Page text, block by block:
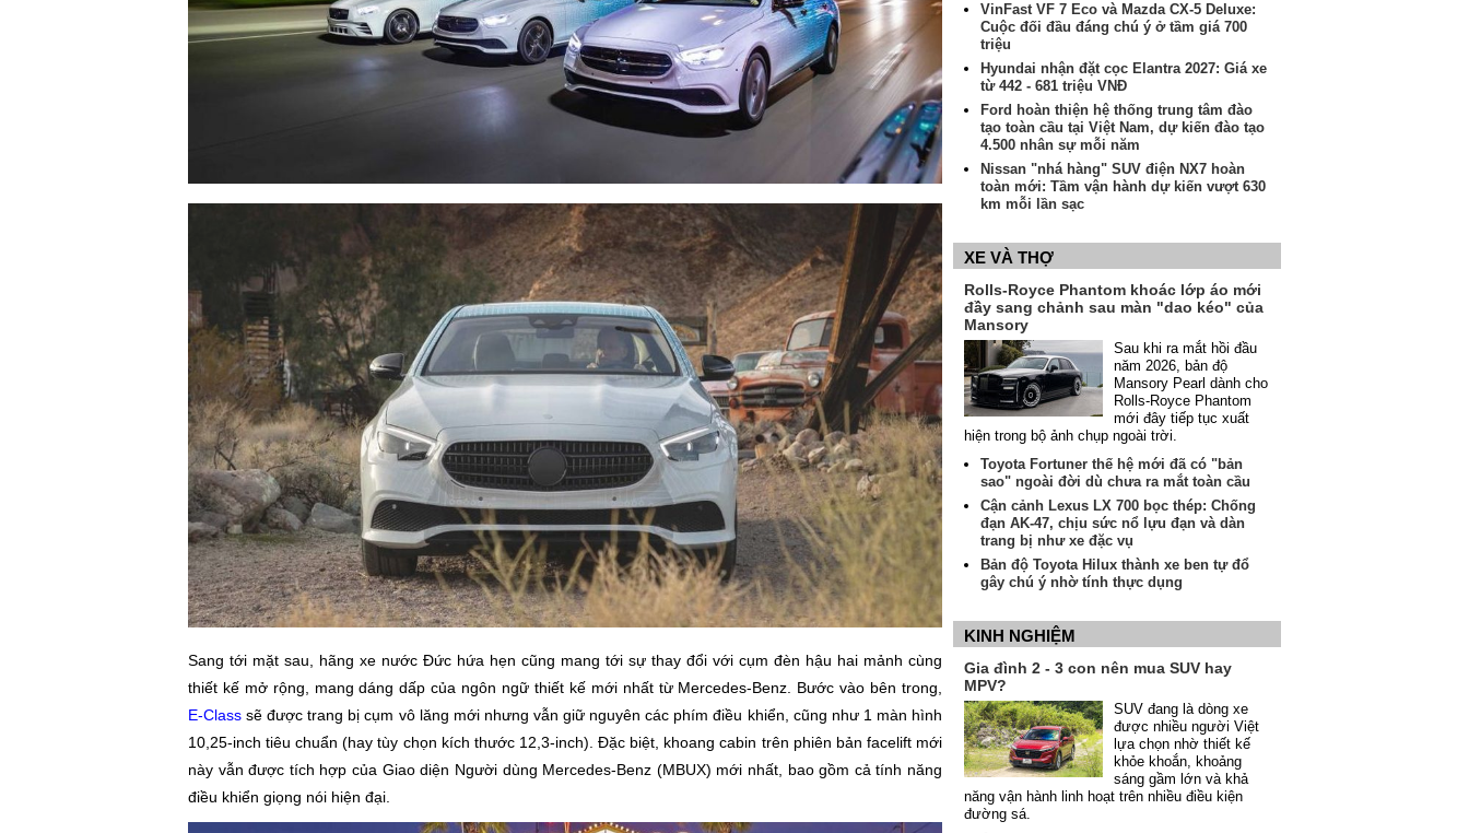
Sang tới mặt sau, hãng xe nước Đức hứa hẹn cũng mang tới sự thay đổi với cụm đèn hậu hai mảnh cùng
thiết kế mở rộng, mang dáng dấp của ngôn ngữ thiết kế mới nhất từ Mercedes-Benz. Bước vào bên trong,
E-Class sẽ được trang bị cụm vô lăng mới nhưng vẫn giữ nguyên các phím điều khiển, cũng như 1 màn hình
10,25-inch tiêu chuẩn (hay tùy chọn kích thước 12,3-inch). Đặc biệt, khoang cabin trên phiên bản facelift mới
này vẫn được tích hợp của Giao diện Người dùng Mercedes-Benz (MBUX) mới nhất, bao gồm cả tính năng
điều khiển giọng nói hiện đại.
VinFast VF 7 Eco và Mazda CX-5 Deluxe:
Cuộc đối đầu đáng chú ý ở tầm giá 700
triệu
Hyundai nhận đặt cọc Elantra 2027: Giá xe
từ 442 - 681 triệu VNĐ
Ford hoàn thiện hệ thống trung tâm đào
tạo toàn cầu tại Việt Nam, dự kiến đào tạo
4.500 nhân sự mỗi năm
Nissan "nhá hàng" SUV điện NX7 hoàn
toàn mới: Tầm vận hành dự kiến vượt 630
km mỗi lần sạc
XE VÀ THỢ
Rolls-Royce Phantom khoác lớp áo mới
đầy sang chảnh sau màn "dao kéo" của
Mansory
Sau khi ra mắt hồi đầu
năm 2026, bản độ
Mansory Pearl dành cho
Rolls-Royce Phantom
mới đây tiếp tục xuất
hiện trong bộ ảnh chụp ngoài trời.
Toyota Fortuner thế hệ mới đã có "bản
sao" ngoài đời dù chưa ra mắt toàn cầu
Cận cảnh Lexus LX 700 bọc thép: Chống
đạn AK-47, chịu sức nổ lựu đạn và dàn
trang bị như xe đặc vụ
Bản độ Toyota Hilux thành xe ben tự đổ
gây chú ý nhờ tính thực dụng
KINH NGHIỆM
Gia đình 2 - 3 con nên mua SUV hay
MPV?
SUV đang là dòng xe
được nhiều người Việt
lựa chọn nhờ thiết kế
khỏe khoắn, khoảng
sáng gầm lớn và khả
năng vận hành linh hoạt trên nhiều điều kiện
đường sá.